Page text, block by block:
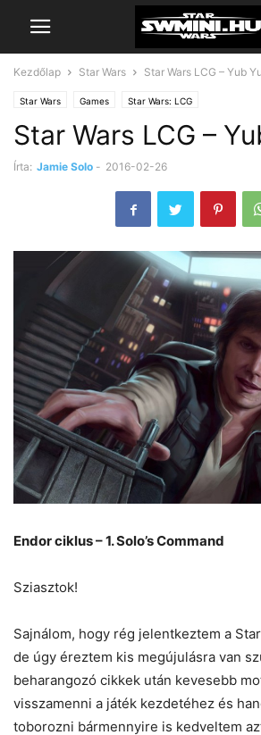
Kezdőlap Star Wars Star Wars LCG – Yub
Star Wars Games Star Wars: LCG
Star Wars LCG –
Írta: Jamie Solo - 2016-02-26
Endor ciklus – 1. Solo’s Command
Sziasztok!
Sajnálom, hogy rég jelentkeztem a
de úgy éreztem kis megújulásra van
beharangozó cikkek után kevesebb
visszamenni a játék kezdetéhez és
toborozni bármennyire is kedveltem